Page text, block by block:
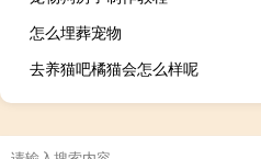
怎么埋葬宠物
去养猫吧橘猫会怎么样呢